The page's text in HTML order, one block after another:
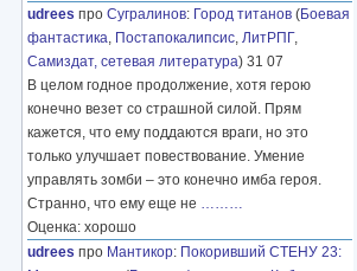
udrees про Сугралинов: Город титанов (Боевая
фантастика, Постапокалипсис, ЛитРПГ,
Самиздат, сетевая литература) 31 07
В целом годное продолжение, хотя герою
конечно везет со страшной силой. Прям
кажется, что ему поддаются враги, но это
только улучшает повествование. Умение
управлять зомби – это конечно имба героя.
Странно, что ему еще не ………
Оценка: хорошо
udrees про Мантикор: Покоривший СТЕНУ 23: